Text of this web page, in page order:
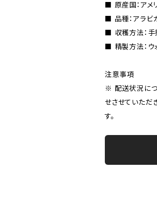
■ 原産国：アメ
■ 品種：アラビ
■ 収穫方法：手
■ 精製方法：ウ
注意事項
※ 配送状況につ
せさせていただ
す。